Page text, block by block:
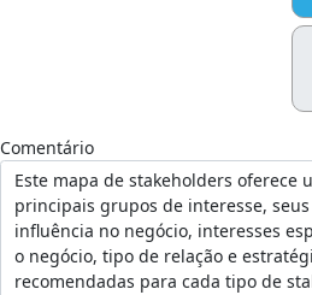
Comentário
Este mapa de stakeholders oferece
principais grupos de interesse,
influência no negócio, interesses
o negócio, tipo de relação e
recomendadas para cada tipo de